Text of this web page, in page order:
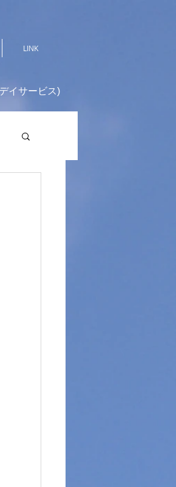
LINK
イサービス)